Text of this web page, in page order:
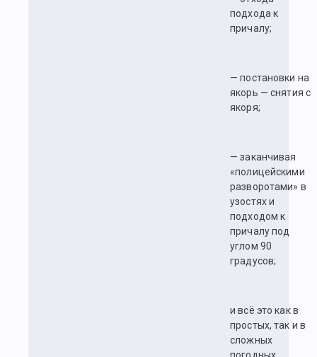
подхода к
причалу;
— постановки на
якорь — снятия с
якоря;
— заканчивая
«полицейскими
разворотами» в
узостях и
подходом к
причалу под
углом 90
градусов;
и всё это как в
простых, так и в
сложных